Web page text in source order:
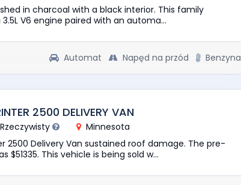
in charcoal with a black interior. This family
V6 engine paired with an automa...
Automat Napęd na przód Benzyna
2500 DELIVERY VAN
Minnesota
2500 Delivery Van sustained roof damage. The pre-
This vehicle is being sold w...